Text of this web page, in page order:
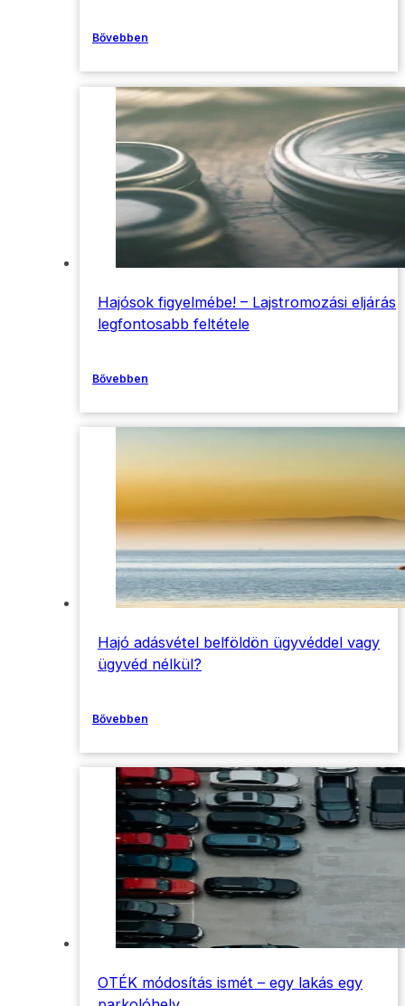
Bővebben
Hajósok figyelmébe! – Lajstromozási eljárás
legfontosabb feltétele
Bővebben
Hajó adásvétel belföldön ügyvéddel vagy
ügyvéd nélkül?
Bővebben
OTÉK módosítás ismét – egy lakás egy